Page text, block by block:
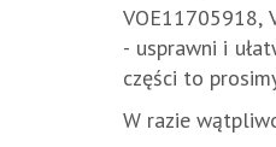
VOE11705918,
- usprawni i
części to
W razie